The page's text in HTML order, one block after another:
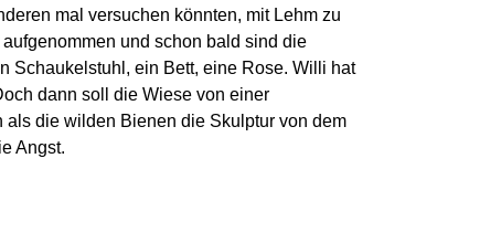
mal versuchen könnten, mit Lehm zu
und schon bald sind die
Schaukelstuhl, ein Bett, eine Rose. Willi hat
dann soll die Wiese von einer
die wilden Bienen die Skulptur von dem
Angst.